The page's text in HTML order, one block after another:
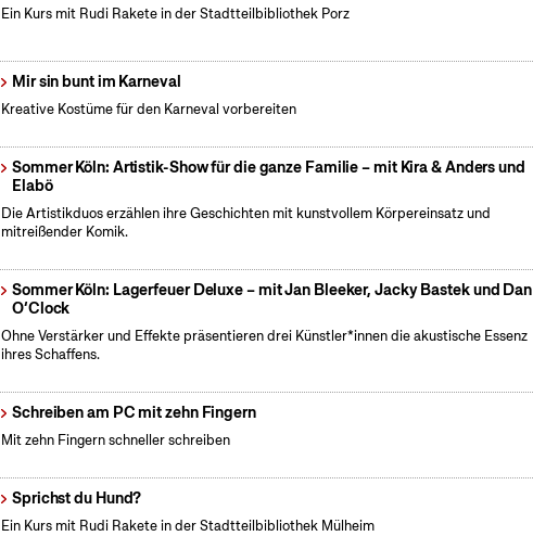
Ein Kurs mit Rudi Rakete in der Stadtteilbibliothek Porz
Mir sin bunt im Karneval
Kreative Kostüme für den Karneval vorbereiten
Sommer Köln: Artistik-Show für die ganze Familie – mit Kira & Anders und
Elabö
Die Artistikduos erzählen ihre Geschichten mit kunstvollem Körpereinsatz und
mitreißender Komik.
Sommer Köln: Lagerfeuer Deluxe – mit Jan Bleeker, Jacky Bastek und Dan
O‘Clock
Ohne Verstärker und Effekte präsentieren drei Künstler*innen die akustische Essenz
ihres Schaffens.
Schreiben am PC mit zehn Fingern
Mit zehn Fingern schneller schreiben
Sprichst du Hund?
Ein Kurs mit Rudi Rakete in der Stadtteilbibliothek Mülheim